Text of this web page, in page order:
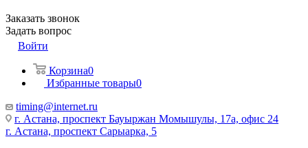
Заказать звонок
Задать вопрос
Войти
Корзина0
Избранные товары0
timing@internet.ru
г. Астана, проспект Бауыржан Момышулы, 17а, офис 24
г. Астана, проспект Сарыарка, 5